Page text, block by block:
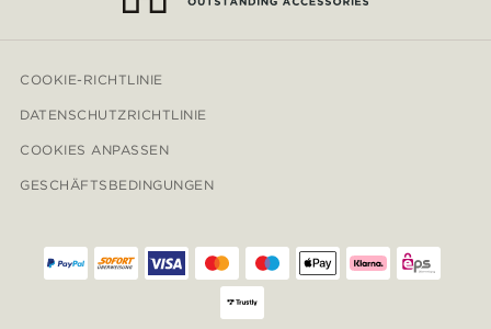
COOKIE-RICHTLINIE
DATENSCHUTZRICHTLINIE
COOKIES ANPASSEN
GESCHÄFTSBEDINGUNGEN